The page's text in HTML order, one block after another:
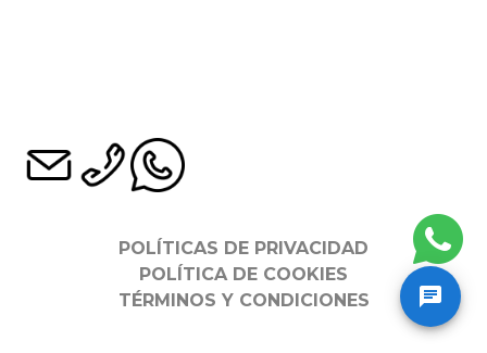
POLÍTICAS DE PRIVACIDAD
POLÍTICA DE COOKIES
TÉRMINOS Y CONDICIONES